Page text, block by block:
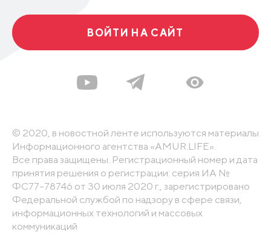
ВОЙТИ НА САЙТ
© 2020, в новостной ленте используются материалы
Информационного агентства «AMUR.LIFE».
Все права защищены. Регистрационный номер и дата
принятия решения о регистрации: серия ИА №
ФС77-78746 от 30 июля 2020 г., зарегистрировано
Федеральной службой по надзору в сфере связи,
информационных технологий и массовых
коммуникаций